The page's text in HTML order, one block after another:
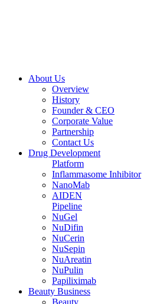
About Us
Overview
History
Founder & CEO
Corporate Value
Partnership
Contact Us
Drug Development
Platform
Inflammasome Inhibitor
NanoMab
AIDEN
Pipeline
NuGel
NuDifin
NuCerin
NuSepin
NuAreatin
NuPulin
Papiliximab
Beauty Business
Beauty